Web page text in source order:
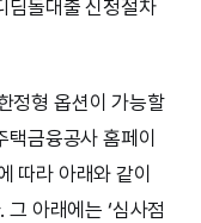
딤돌대출 신청절차
정형 옵션이 가능할
금융공사 홈페이
따라 아래와 같이
아래에는 ‘심사점